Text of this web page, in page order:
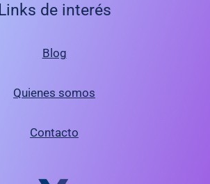
Links de interés
Blog
Quienes somos
Contacto